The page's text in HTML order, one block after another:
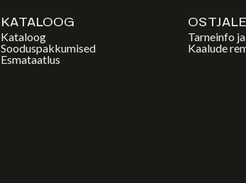
KATALOOG
Kataloog
Sooduspakkumised
Esmataatlus
Tarneinfo
Kaalude